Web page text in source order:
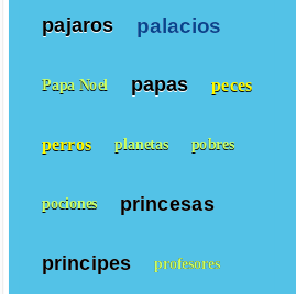
pajaros palacios
Papa Noel papas peces
perros planetas pobres
pociones princesas
principes profesores